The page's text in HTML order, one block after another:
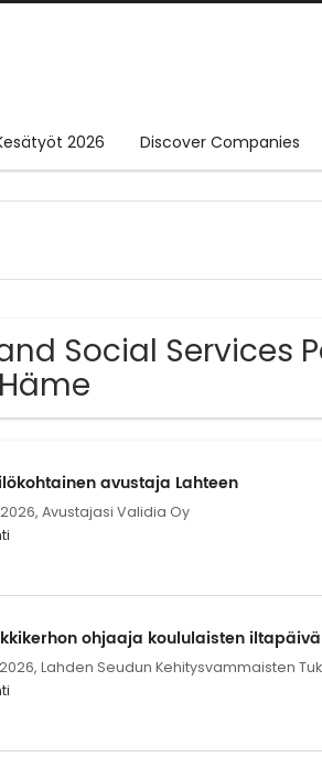
2026 Discover Companies
Social Services
avustaja Lahteen
Avustajasi Validia Oy
ohjaaja koululaisten
Lahden Seudun Kehitysvammaisten